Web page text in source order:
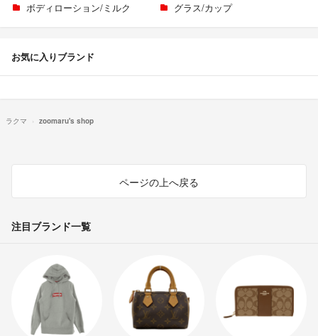
ボディローション/ミルク
グラス/カップ
お気に入りブランド
ラクマ zoomaru's shop
ページの上へ戻る
注目ブランド一覧